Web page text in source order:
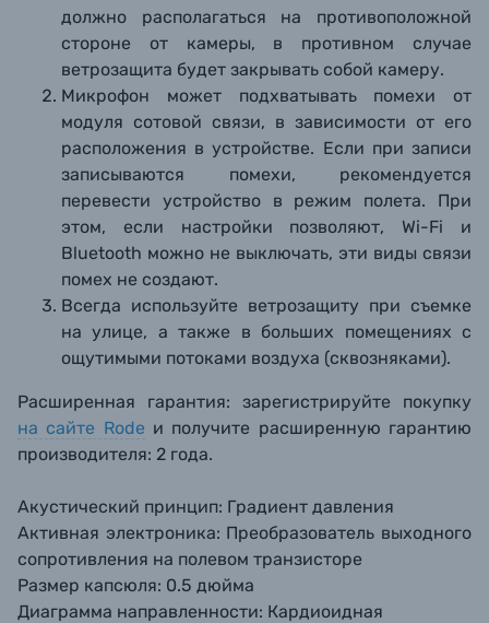
должно располагаться на противоположной
стороне от камеры, в противном случае
ветрозащита будет закрывать собой камеру.
Микрофон может подхватывать помехи от
модуля сотовой связи, в зависимости от его
расположения в устройстве. Если при записи
записываются помехи, рекомендуется
перевести устройство в режим полета. При
этом, если настройки позволяют, Wi-Fi и
Bluetooth можно не выключать, эти виды связи
помех не создают.
Всегда используйте ветрозащиту при съемке
на улице, а также в больших помещениях с
ощутимыми потоками воздуха (сквозняками).
Расширенная гарантия: зарегистрируйте покупку
на сайте Rode и получите расширенную гарантию
производителя: 2 года.
Акустический принцип: Градиент давления
Активная электроника: Преобразователь выходного
сопротивления на полевом транзисторе
Размер капсюля: 0.5 дюйма
Диаграмма направленности: Кардиоидная